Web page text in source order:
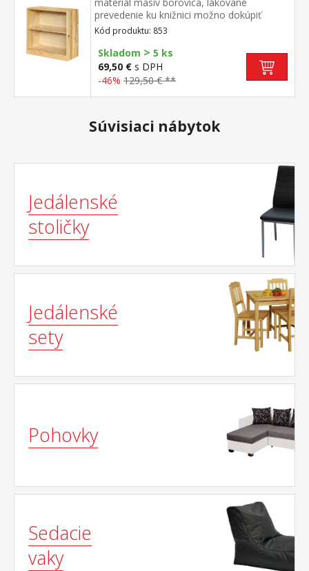
prevedenie ku knižnici možno dokúpiť
drevené dvierka 855 alebo 855K cena
knižnice je bez dvierok
Kód produktu: 853
Skladom > 5 ks
69,50 € s DPH
-46% 129,50 € **
Súvisiaci nábytok
Jedálenské
stoličky
Jedálenské
sety
Pohovky
Sedacie
vaky